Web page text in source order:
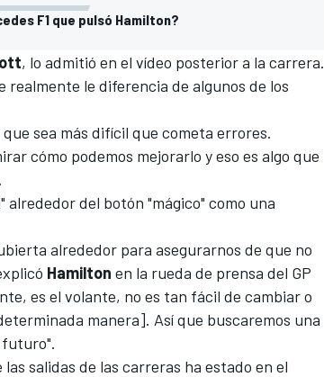
F1 que pulsó Hamilton?
, lo admitió en el vídeo posterior a la carrera.
realmente le diferencia de algunos de los
sea más difícil que cometa errores.
cómo podemos mejorarlo y eso es algo que
del botón "mágico" como una
alrededor para asegurarnos de que no
Hamilton en la rueda de prensa del GP
es el volante, no es tan fácil de cambiar o
manera]. Así que buscaremos una
futuro".
salidas de las carreras ha estado en el